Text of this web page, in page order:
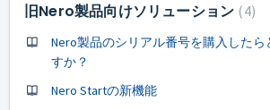
旧Nero製品向けソリューション 4
Nero製品のシリアル番号を購入した
すか？
Nero Startの新機能